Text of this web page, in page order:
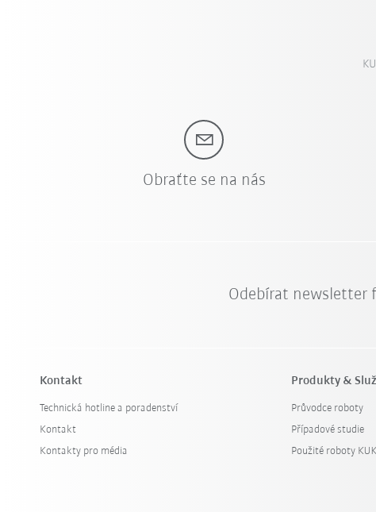
Obraťte se na nás
Odebírat newsletter
Kontakt
Technická hotline a poradenství
Kontakt
Kontakty pro média
Produkty &
Průvodce roboty
Případové studie
Použité roboty